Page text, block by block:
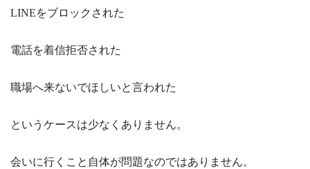
LINEをブロックされた
電話を着信拒否された
職場へ来ないでほしいと言われた
というケースは少なくありません。
会いに行くこと自体が問題なのではありません。